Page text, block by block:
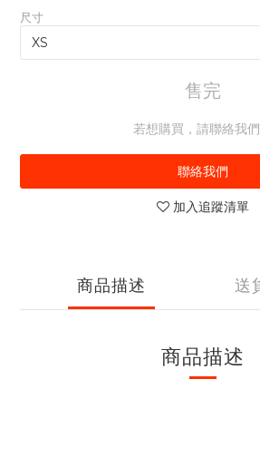
尺寸
售完
若想購買，請聯絡我們
聯絡我們
加入追蹤清單
商品描述 送
商品描述